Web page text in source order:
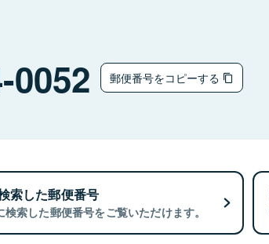
0052 郵便番号をコピーする
索した郵便番号
検索した郵便番号をご覧いただけます。